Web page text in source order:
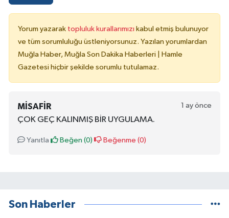
Yorum yazarak topluluk kurallarımızı kabul etmiş bulunuyor
ve tüm sorumluluğu üstleniyorsunuz. Yazılan yorumlardan
Muğla Haber, Muğla Son Dakika Haberleri | Hamle
Gazetesi hiçbir şekilde sorumlu tutulamaz.
MİSAFİR 1 ay önce
ÇOK GEÇ KALINMIŞ BİR UYGULAMA.
Yanıtla Beğen (0) Beğenme (0)
Son Haberler